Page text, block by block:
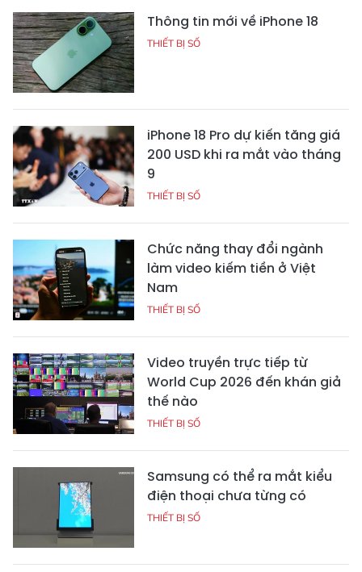
Thông tin mới về iPhone 18
THIẾT BỊ SỐ
iPhone 18 Pro dự kiến tăng giá
200 USD khi ra mắt vào tháng
9
THIẾT BỊ SỐ
Chức năng thay đổi ngành
làm video kiếm tiền ở Việt
Nam
THIẾT BỊ SỐ
Video truyền trực tiếp từ
World Cup 2026 đến khán giả
thế nào
THIẾT BỊ SỐ
Samsung có thể ra mắt kiểu
điện thoại chưa từng có
THIẾT BỊ SỐ